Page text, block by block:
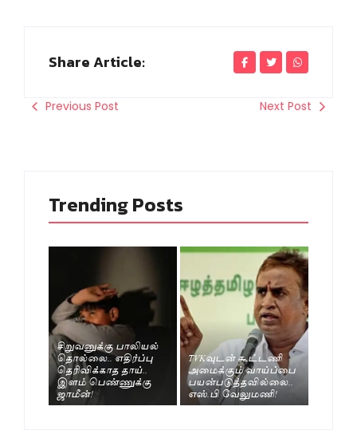
Share Article:
Previous Post Next Post
Trending Posts
சிறுவனுக்கு பாலியல்
தொல்லை.. எதிர்ப்பு
தெரிவிக்காத தாய்..
இளம் பெண்ணுக்கு
ஜாமீன்!
TVKவுடன் கூட்டணி
அமைக்கும் வாய்ப்பை
பயன்படுத்தவில்லை..
எஸ்.பி வேலுமணி!